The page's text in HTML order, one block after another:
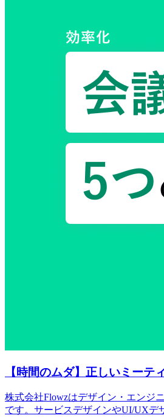
【時間のムダ】正しいミーテ
株式会社Flowzはデザイン・エンジ
です。サービスデザインやUI/UXデ